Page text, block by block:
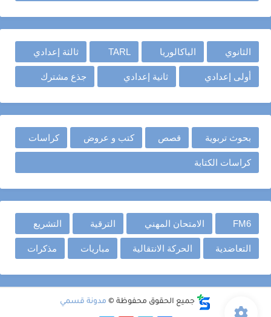
الثانوي الباكالوريا TARL ثالثة إعدادي
أولى إعدادي ثانية إعدادي جذع مشترك
بحوث تربوية قصص كتب و عروض كراسات
كراسات الكتابة
FM6 الامتحان المهني الترقية التشريع
التعاضدية الحركة الانتقالية مباريات مذكرات
جميع الحقوق محفوظة © مدونة قسمي